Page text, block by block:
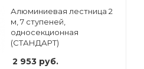
Алюминиевая лестница 2
м, 7 ступеней,
односекционная
(СТАНДАРТ)
2 953 руб.